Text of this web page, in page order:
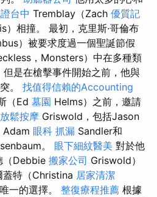
台中 Tremblay（Zach 優質記
）相撞。 最初，克里斯·哥倫布
）被要求度過一個聖誕節假
，Monsters）中在多種類
是在槍擊事件開始之前，他與
。 找值得信賴的Accounting
（Ed 墓園 Helms）之前，邀請
鬆按摩 Griswold，包括Jason
Adam 眼科 抓漏 Sandler和
。 眼下細紋醫美 對於他
（Debbie 搬家公司 Griswold）
蓋特（Christina 居家清潔
一的選擇。 整復療程推薦 根據